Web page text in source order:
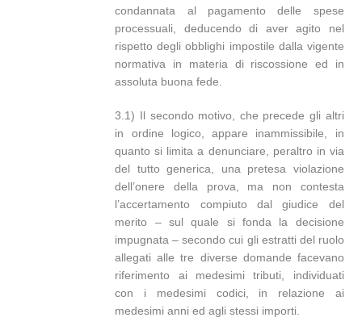
condannata al pagamento delle spese
processuali, deducendo di aver agito nel
rispetto degli obblighi impostile dalla vigente
normativa in materia di riscossione ed in
assoluta buona fede.
3.1) Il secondo motivo, che precede gli altri
in ordine logico, appare inammissibile, in
quanto si limita a denunciare, peraltro in via
del tutto generica, una pretesa violazione
dell’onere della prova, ma non contesta
l’accertamento compiuto dal giudice del
merito – sul quale si fonda la decisione
impugnata – secondo cui gli estratti del ruolo
allegati alle tre diverse domande facevano
riferimento ai medesimi tributi, individuati
con i medesimi codici, in relazione ai
medesimi anni ed agli stessi importi.